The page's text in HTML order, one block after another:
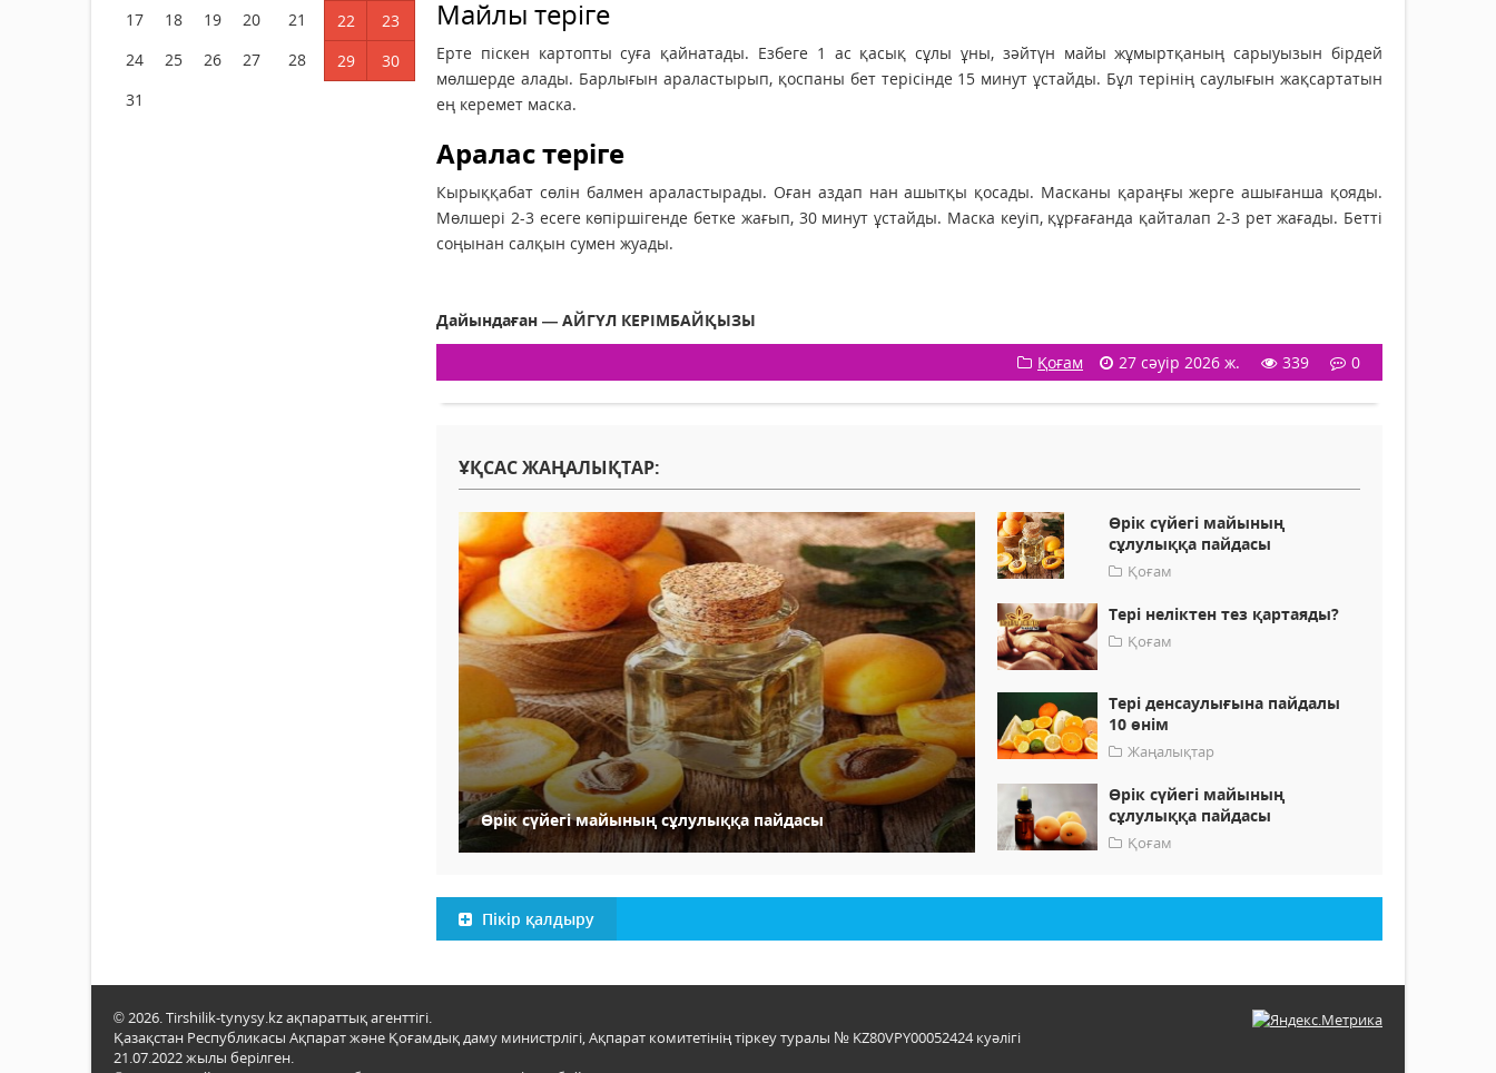
17
18 19 20 21 22
23
24
25 26 27 28 29
30
31
Майлы теріге
Ерте піскен картопты суға қайнатады. Езбеге 1 ас қасық сұлы ұны, зәйтүн майы жұмыртқаның сарыуызын бірдей
мөлшерде алады. Барлығын араластырып, қоспаны бет терісінде 15 минут ұстайды. Бұл терінің саулығын жақсартатын
ең керемет маска.
Аралас теріге
Кырыққабат сөлін балмен араластырады. Оған аздап нан ашытқы қосады. Масканы қараңғы жерге ашығанша қояды.
Мөлшері 2-3 есеге көпіршігенде бетке жағып, 30 минут ұстайды. Маска кеуіп, құрғағанда қайталап 2-3 рет жағады. Бетті
соңынан салқын сумен жуады.
Дайындаған — АЙГҮЛ КЕРІМБАЙҚЫЗЫ
Қоғам
27 сәуір 2026 ж. 339 0
ҰҚСАС ЖАҢАЛЫҚТАР:
Өрік сүйегі майының сұлулыққа пайдасы
Өрік сүйегі майының
сұлулыққа пайдасы
Қоғам
Тері неліктен тез қартаяды?
Қоғам
Тері денсаулығына пайдалы
10 өнім
Жаңалықтар
Өрік сүйегі майының
сұлулыққа пайдасы
Қоғам
Пікір қалдыру
© 2026. Tirshilik-tynysy.kz ақпараттық агенттігі.
Қазақстан Республикасы Ақпарат және Қоғамдық даму министрлігі, Ақпарат комитетінің тіркеу туралы № KZ80VPY00052424 куәлігі
21.07.2022 жылы берілген.